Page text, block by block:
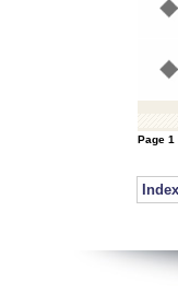
Page 1